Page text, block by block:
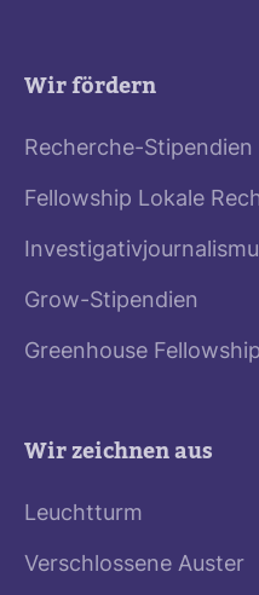
Wir fördern
Recherche-Stipendien
Fellowship Lokale
Grow-Stipendien
Greenhouse Fellowship
Wir zeichnen aus
Leuchtturm
Verschlossene Auster